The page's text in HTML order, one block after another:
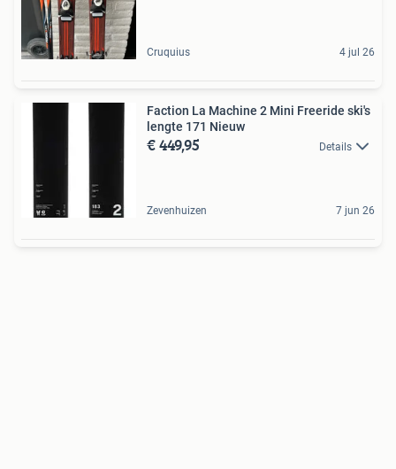
Cruquius 4 jul 26
Faction La Machine 2 Mini Freeride ski's
lengte 171 Nieuw
€ 449,95 Details
Zevenhuizen 7 jun 26